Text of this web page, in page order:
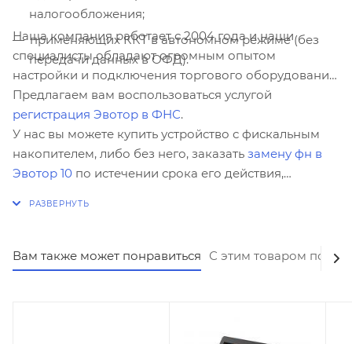
налогообложения;
применяющих ККТ в автономном режиме (без
передачи данных в ОФД).
Наша компания работает с 2004 года и наши
специалисты обладают огромным опытом
настройки и подключения торгового оборудования.
Предлагаем вам воспользоваться услугой
регистрация Эвотор в ФНС.
У нас вы можете купить устройство с фискальным
накопителем, либо без него, заказать замену фн в
Эвотор 10 по истечении срока его действия,
Вам также может понравиться С этим товаром